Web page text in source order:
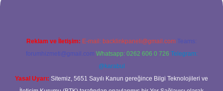
Reklam ve İletişim: E-mail: backlinkpaneli@gmail.com Teams:
forumhizmeti@gmail.com Whatsapp: 0262 606 0 726 Telegram:
@karabul
Yasal Uyarı: Sitemiz, 5651 Sayılı Kanun gereğince Bilgi Teknolojileri ve